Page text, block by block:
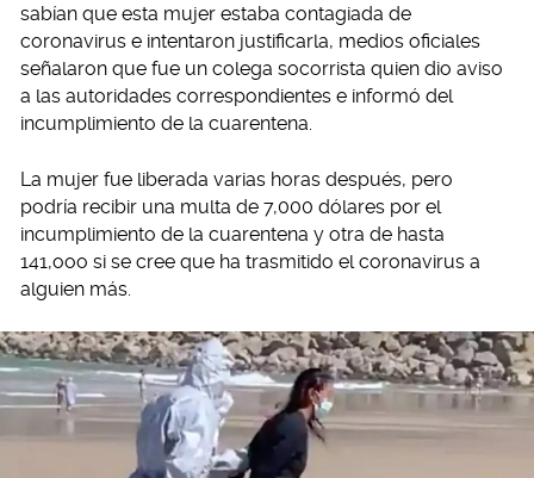
sabían que esta mujer estaba contagiada de
coronavirus e intentaron justificarla, medios oficiales
señalaron que fue un colega socorrista quien dio aviso
a las autoridades correspondientes e informó del
incumplimiento de la cuarentena.
La mujer fue liberada varias horas después, pero
podría recibir una multa de 7,000 dólares por el
incumplimiento de la cuarentena y otra de hasta
141,ooo si se cree que ha trasmitido el coronavirus a
alguien más.